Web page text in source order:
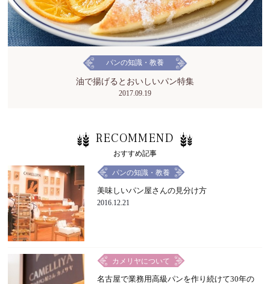
パンの知識・教養
油で揚げるとおいしいパン特集
2017.09.19
RECOMMEND
おすすめ記事
パンの知識・教養
美味しいパン屋さんの見分け方
2016.12.21
カメリヤについて
名古屋で業務用高級パンを作り続けて30年の